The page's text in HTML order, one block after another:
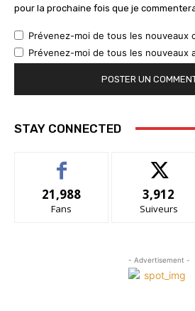
pour la prochaine fois que je
Prévenez-moi de tous les nouveaux
Prévenez-moi de tous les nouveaux
STAY CONNECTED
21,988
Fans
3,912
Suiveurs
- Advertisement -